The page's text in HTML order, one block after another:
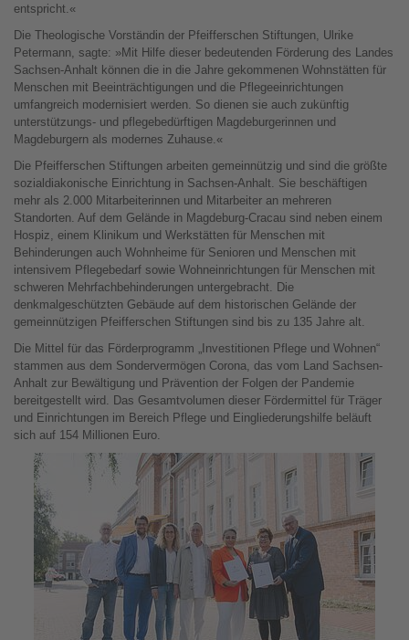
entspricht.«
Die Theologische Vorständin der Pfeifferschen Stiftungen, Ulrike
Petermann, sagte: »Mit Hilfe dieser bedeutenden Förderung des Landes
Sachsen-Anhalt können die in die Jahre gekommenen Wohnstätten für
Menschen mit Beeinträchtigungen und die Pflegeeinrichtungen
umfangreich modernisiert werden. So dienen sie auch zukünftig
unterstützungs- und pflegebedürftigen Magdeburgerinnen und
Magdeburgern als modernes Zuhause.«
Die Pfeifferschen Stiftungen arbeiten gemeinnützig und sind die größte
sozialdiakonische Einrichtung in Sachsen-Anhalt. Sie beschäftigen
mehr als 2.000 Mitarbeiterinnen und Mitarbeiter an mehreren
Standorten. Auf dem Gelände in Magdeburg-Cracau sind neben einem
Hospiz, einem Klinikum und Werkstätten für Menschen mit
Behinderungen auch Wohnheime für Senioren und Menschen mit
intensivem Pflegebedarf sowie Wohneinrichtungen für Menschen mit
schweren Mehrfachbehinderungen untergebracht. Die
denkmalgeschützten Gebäude auf dem historischen Gelände der
gemeinnützigen Pfeifferschen Stiftungen sind bis zu 135 Jahre alt.
Die Mittel für das Förderprogramm „Investitionen Pflege und Wohnen“
stammen aus dem Sondervermögen Corona, das vom Land Sachsen-
Anhalt zur Bewältigung und Prävention der Folgen der Pandemie
bereitgestellt wird. Das Gesamtvolumen dieser Fördermittel für Träger
und Einrichtungen im Bereich Pflege und Eingliederungshilfe beläuft
sich auf 154 Millionen Euro.